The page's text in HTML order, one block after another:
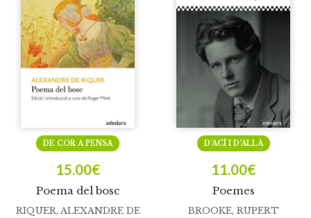
Poema del bosc
DE COR A PENSA
15.00€
RIQUER, ALEXANDRE DE
Poemes
D’ACÍ I D’ALLÀ
11.00€
BROOKE, RUPERT